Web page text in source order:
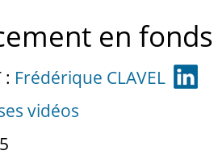
en
: Frédérique CLAVEL
vidéos